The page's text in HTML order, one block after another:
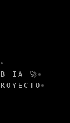
IA 🚀